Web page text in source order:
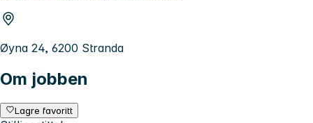
Øyna 24, 6200 Stranda
Om jobben
Lagre favoritt